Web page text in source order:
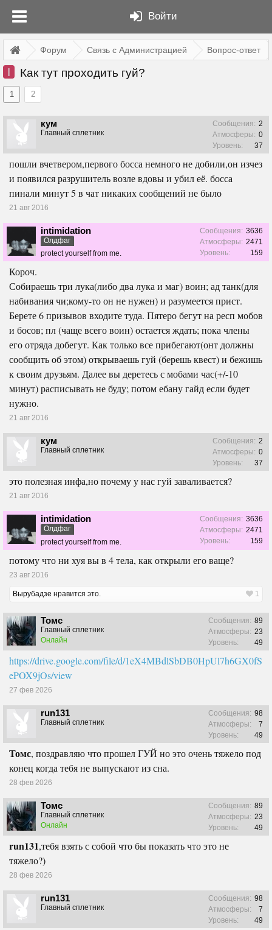
Войти
Форум Связь с Администрацией Вопрос-ответ
I Как тут проходить гуй?
1 2
кум
Главный сплетник
Сообщения: 2
Атмосферы: 0
Уровень:
37
пошли вчетвером,первого босса немного не добили,он изчез
и появился разрушитель возле вдовы и убил её. босса
пинали минут 5 в чат никаких сообщений не было
21 авг 2016
intimidation
Олдфаг
protect yourself from me.
Сообщения: 3636
Атмосферы: 2471
Уровень:
159
Короч.
Собираешь три лука(либо два лука и маг) воин; ад танк(для
набивания чи;кому-то он не нужен) и разумеется прист.
Берете 6 призывов входите туда. Пятеро бегут на респ мобов
и босов; пл (чаще всего воин) остается ждать; пока члены
его отряда добегут. Как только все прибегают(онт должны
сообщить об этом) открываешь гуй (берешь квест) и бежишь
к своим друзьям. Далее вы деретесь с мобами час(+/-10
минут) расписывать не буду; потом ебану гайд если будет
нужно.
21 авг 2016
кум
Главный сплетник
Сообщения: 2
Атмосферы: 0
Уровень:
37
это полезная инфа,но почему у нас гуй заваливается?
21 авг 2016
intimidation
Олдфаг
protect yourself from me.
Сообщения: 3636
Атмосферы: 2471
Уровень:
159
потому что ни хуя вы в 4 тела, как открыли его ваще?
23 авг 2016
Вырубадзе нравится это. 1
Томс
Главный сплетник
Онлайн
Сообщения: 89
Атмосферы: 23
Уровень:
49
https://drive.google.com/file/d/1eX4MBdlSbDB0HpUl7h6GX0fS
ePOX9jOs/view
27 фев 2026
run131
Главный сплетник
Сообщения: 98
Атмосферы:
7
Уровень:
49
Томс, поздравляю что прошел ГУЙ но это очень тяжело под
конец когда тебя не выпускают из сна.
28 фев 2026
Томс
Главный сплетник
Онлайн
Сообщения: 89
Атмосферы: 23
Уровень:
49
run131,тебя взять с собой что бы показать что это не
тяжело?)
28 фев 2026
run131
Главный сплетник
Сообщения: 98
Атмосферы:
7
Уровень:
49